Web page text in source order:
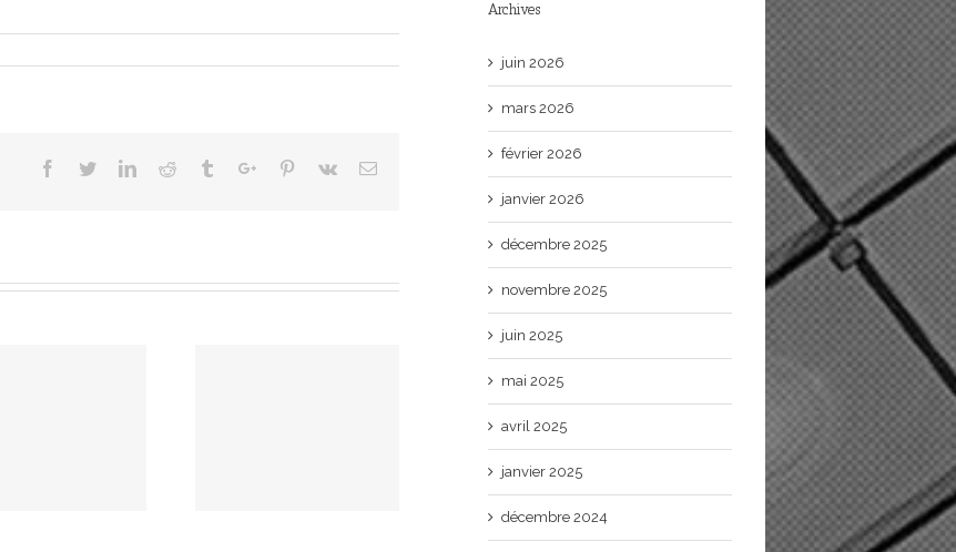
Facebook
TwitterLinkedinReddit TumblrGoogle+Pinterest
Vk Email
Archives
juin 2026
mars 2026
février 2026
janvier 2026
décembre 2025
novembre 2025
juin 2025
mai 2025
avril 2025
janvier 2025
décembre 2024